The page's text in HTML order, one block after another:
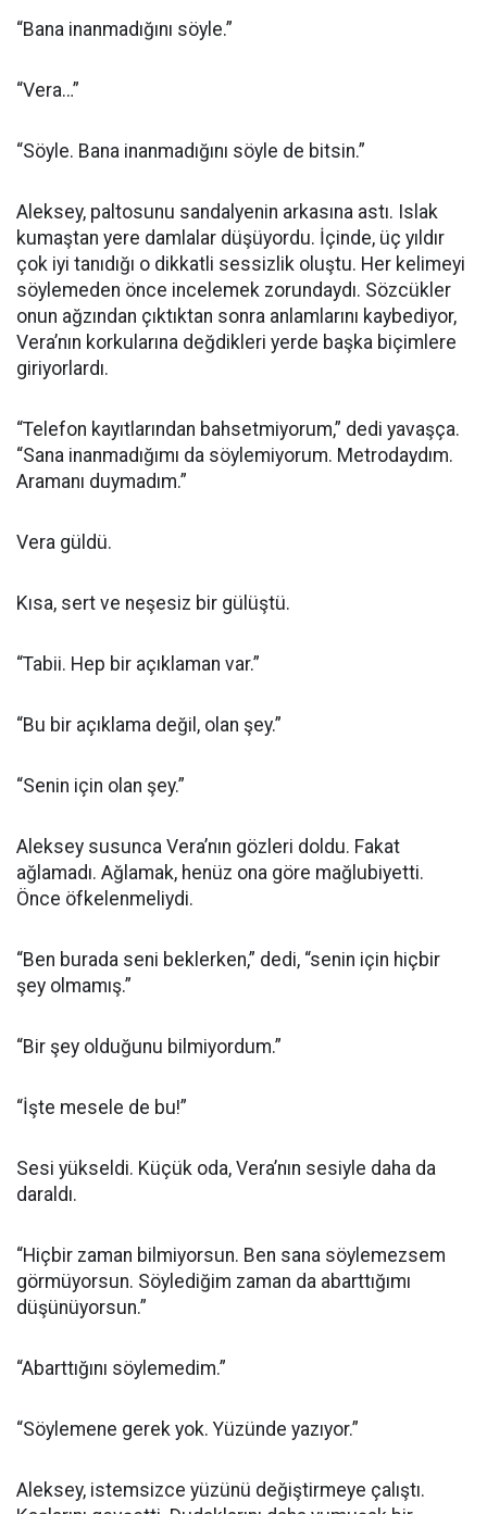
“Bana inanmadığını söyle.”
“Vera…”
“Söyle. Bana inanmadığını söyle de bitsin.”
Aleksey, paltosunu sandalyenin arkasına astı. Islak
kumaştan yere damlalar düşüyordu. İçinde, üç yıldır
çok iyi tanıdığı o dikkatli sessizlik oluştu. Her kelimeyi
söylemeden önce incelemek zorundaydı. Sözcükler
onun ağzından çıktıktan sonra anlamlarını kaybediyor,
Vera’nın korkularına değdikleri yerde başka biçimlere
giriyorlardı.
“Telefon kayıtlarından bahsetmiyorum,” dedi yavaşça.
“Sana inanmadığımı da söylemiyorum. Metrodaydım.
Aramanı duymadım.”
Vera güldü.
Kısa, sert ve neşesiz bir gülüştü.
“Tabii. Hep bir açıklaman var.”
“Bu bir açıklama değil, olan şey.”
“Senin için olan şey.”
Aleksey susunca Vera’nın gözleri doldu. Fakat
ağlamadı. Ağlamak, henüz ona göre mağlubiyetti.
Önce öfkelenmeliydi.
“Ben burada seni beklerken,” dedi, “senin için hiçbir
şey olmamış.”
“Bir şey olduğunu bilmiyordum.”
“İşte mesele de bu!”
Sesi yükseldi. Küçük oda, Vera’nın sesiyle daha da
daraldı.
“Hiçbir zaman bilmiyorsun. Ben sana söylemezsem
görmüyorsun. Söylediğim zaman da abarttığımı
düşünüyorsun.”
“Abarttığını söylemedim.”
“Söylemene gerek yok. Yüzünde yazıyor.”
Aleksey, istemsizce yüzünü değiştirmeye çalıştı.